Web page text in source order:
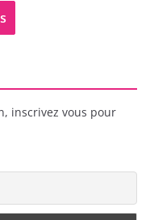
inscrivez vous pour